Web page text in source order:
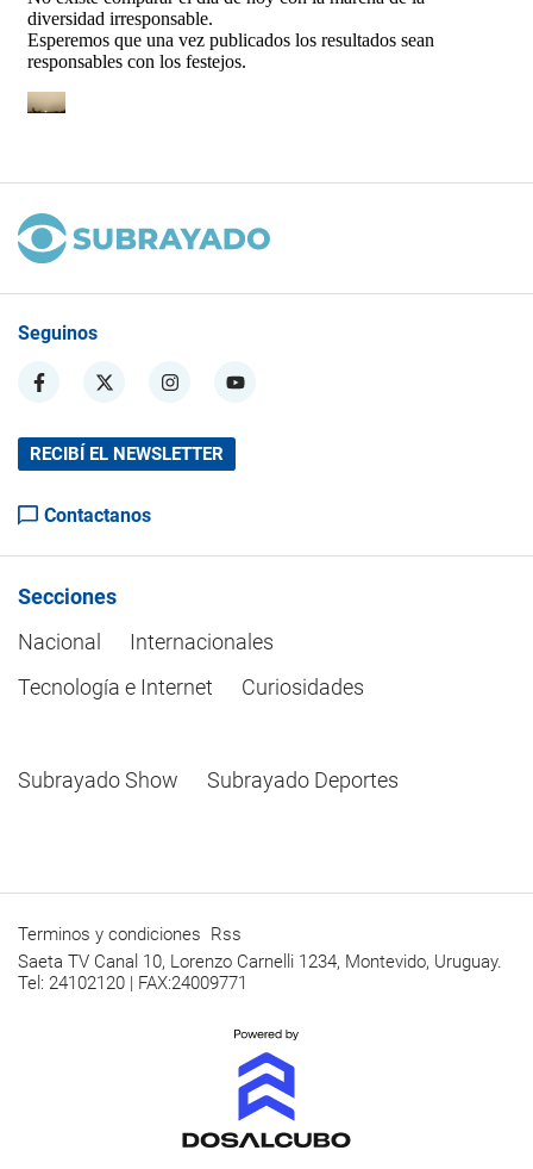
Seguinos
RECIBÍ EL NEWSLETTER
Contactanos
Secciones
Nacional
Internacionales
Tecnología e Internet
Curiosidades
Subrayado Show Subrayado Deportes
Terminos y condiciones Rss
Saeta TV Canal 10, Lorenzo Carnelli 1234, Montevido, Uruguay.
Tel: 24102120 | FAX:24009771